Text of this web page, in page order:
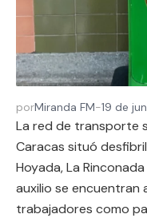
porMiranda FM-19 de
La red de transporte
Caracas situó
Hoyada, La
auxilio se
trabajadores como